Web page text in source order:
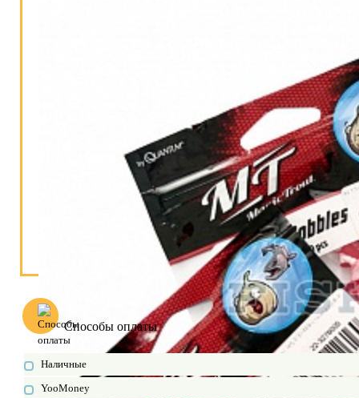
Способы оплаты
Наличные
YooMoney